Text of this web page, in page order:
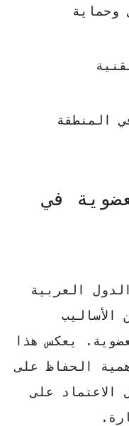
وحماية
المنطقة
في
العربية
يعكس هذا
الحفاظ على
الاعتماد على